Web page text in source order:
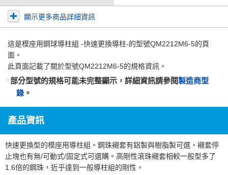
顯示更多商品詳細資訊
這是模座用鋼球導柱組 -快速更換導柱-的型號QM2212M6-5的頁
面。
此頁面記載了關於型號QM2212M6-5的規格資訊。
部分型號的規格可能未完整顯示，詳細資訊請參閱製造商型
錄 。
產品資訊
快速更換型的模座用導柱組。鋼珠襯套有鋁製與樹脂製可選，襯套停
止塊也有無/可動式/固定式可選購。高剛性滾珠襯套相較一般型多了
1.6倍的鋼珠，近乎達到一般導柱組的剛性。